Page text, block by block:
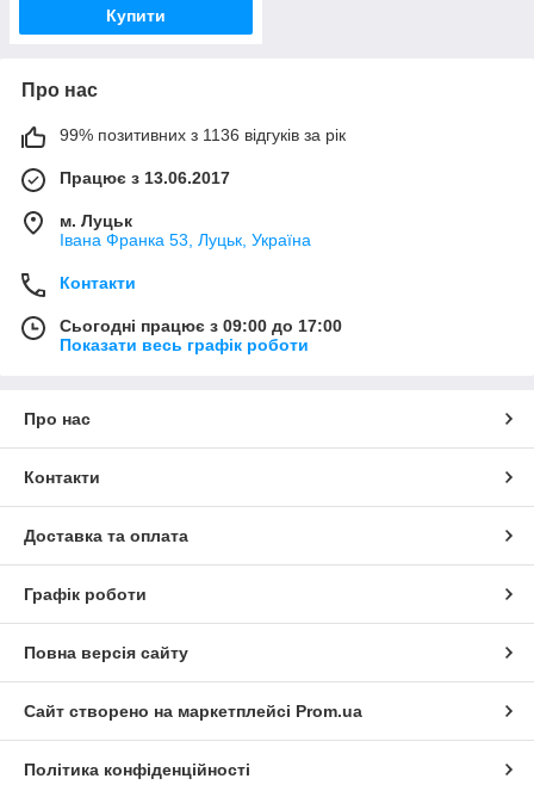
Купити
Про нас
99% позитивних з 1136 відгуків за рік
Працює з 13.06.2017
м. Луцьк
Івана Франка 53, Луцьк, Україна
Контакти
Сьогодні працює з 09:00 до 17:00
Показати весь графік роботи
Про нас
Контакти
Доставка та оплата
Графік роботи
Повна версія сайту
Сайт створено на маркетплейсі Prom.ua
Політика конфіденційності